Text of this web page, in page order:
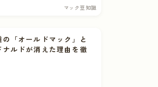
マック豆知識
の「オールドマック」と
ルドが消えた理由を徹